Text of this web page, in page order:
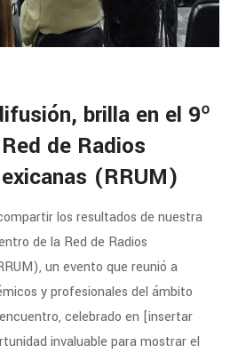
brilla en el 9º
de Radios
(RRUM)
los resultados de nuestra
de la Red de Radios
un evento que reunió a
y profesionales del ámbito
celebrado en [insertar
invaluable para mostrar el